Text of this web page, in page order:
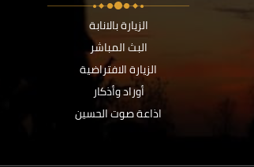
الزيارة بالانابة
البث المباشر
الزيارة الافتراضية
أوراد وأذكار
اذاعة صوت الحسين